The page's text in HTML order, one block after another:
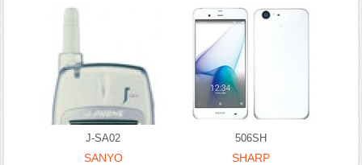
J-SA02
SANYO
506SH
SHARP